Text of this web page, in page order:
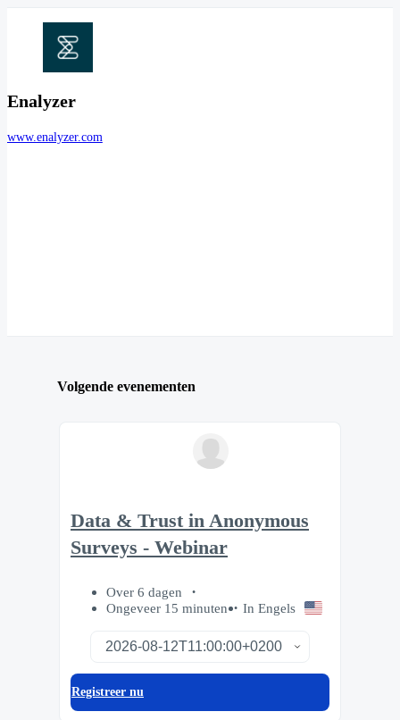
Enalyzer
www.enalyzer.com
Volgende evenementen
Data & Trust in Anonymous
Surveys - Webinar
Over 6 dagen
Ongeveer 15 minuten
In Engels
Registreer nu